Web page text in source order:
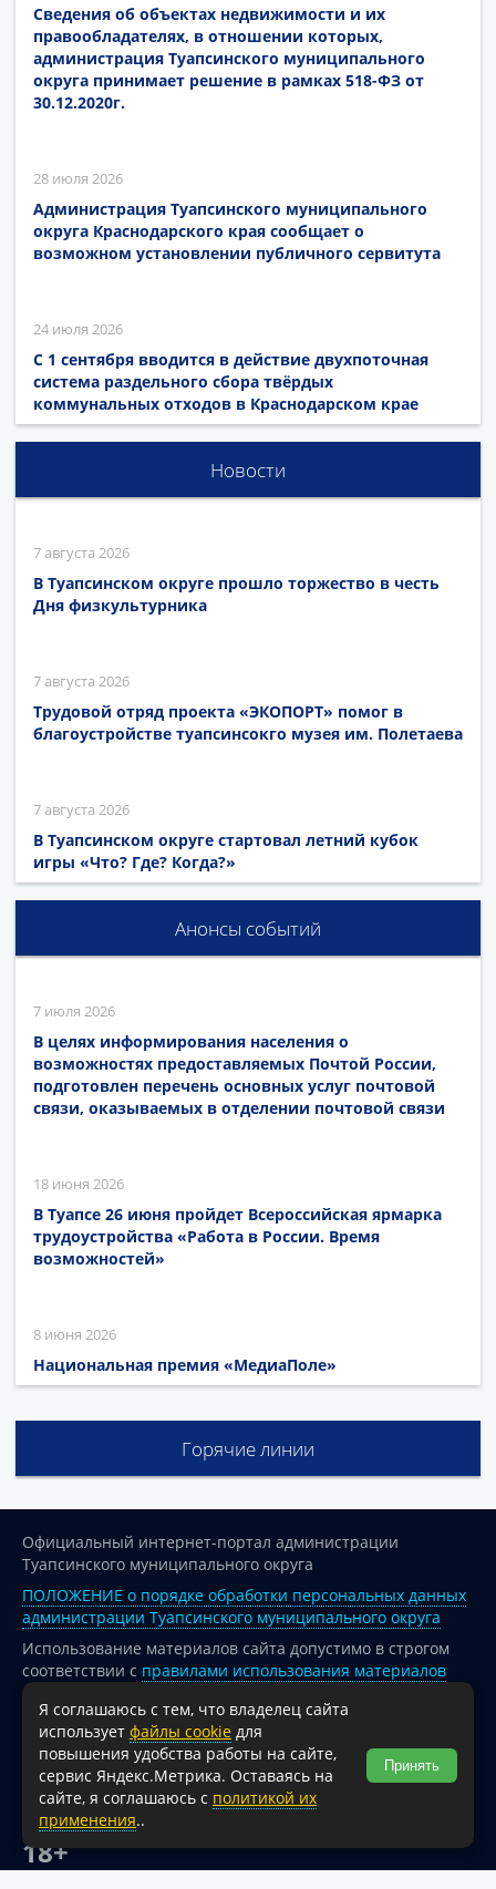
Сведения об объектах недвижимости и их
правообладателях, в отношении которых,
администрация Туапсинского муниципального
округа принимает решение в рамках 518-ФЗ от
30.12.2020г.
28 июля 2026
Администрация Туапсинского муниципального
округа Краснодарского края сообщает о
возможном установлении публичного сервитута
24 июля 2026
С 1 сентября вводится в действие двухпоточная
система раздельного сбора твёрдых
коммунальных отходов в Краснодарском крае
Новости
7 августа 2026
В Туапсинском округе прошло торжество в честь
Дня физкультурника
7 августа 2026
Трудовой отряд проекта «ЭКОПОРТ» помог в
благоустройстве туапсинсокго музея им. Полетаева
7 августа 2026
В Туапсинском округе стартовал летний кубок
игры «Что? Где? Когда?»
Анонсы событий
7 июля 2026
В целях информирования населения о
возможностях предоставляемых Почтой России,
подготовлен перечень основных услуг почтовой
связи, оказываемых в отделении почтовой связи
18 июня 2026
В Туапсе 26 июня пройдет Всероссийская ярмарка
трудоустройства «Работа в России. Время
возможностей»
8 июня 2026
Национальная премия «МедиаПоле»
Горячие линии
Официальный интернет-портал администрации
Туапсинского муниципального округа
ПОЛОЖЕНИЕ о порядке обработки персональных данных
администрации Туапсинского муниципального округа
Использование материалов сайта допустимо в строгом
соответствии с правилами использования материалов
опубликованных на сайте
При перепечатке и использовании информации ссылка
на источник обязательна.
Для сайтов и страниц сети Интернет обязательна
активная гиперссылка на официальный интернет-портал
администрации Туапсинского муниципального округа.
18+
Я соглашаюсь с тем, что владелец сайта
использует файлы cookie для
повышения удобства работы на сайте,
сервис Яндекс.Метрика. Оставаясь на
сайте, я соглашаюсь с политикой их
применения..
Принять